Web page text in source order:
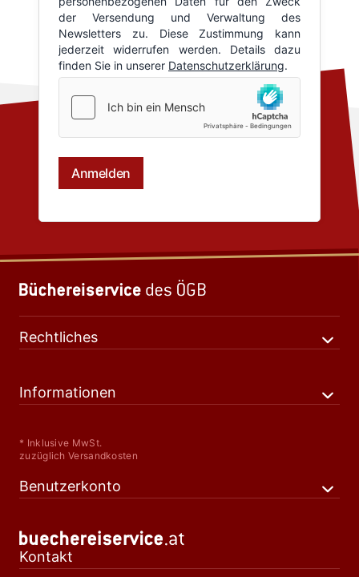
Rechtliches
Informationen
* Inklusive MwSt.
zuzüglich Versandkosten
Benutzerkonto
Kontakt